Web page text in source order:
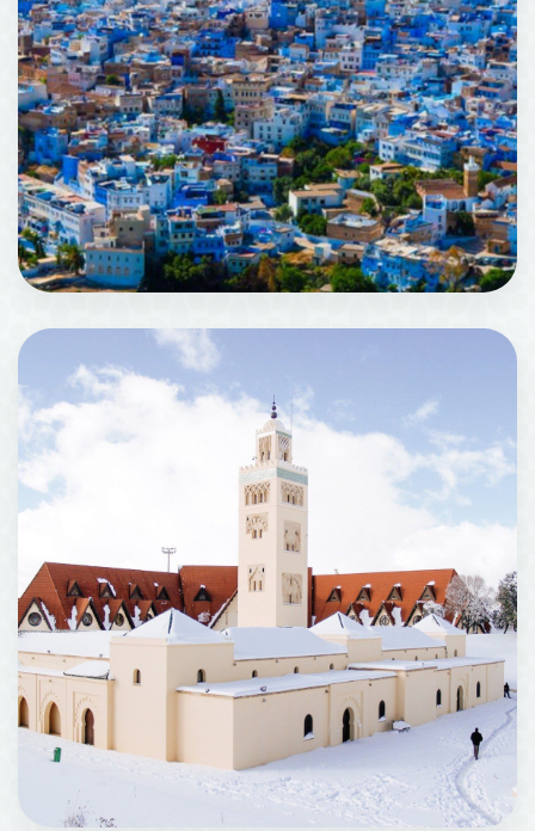
Chefchaouen
52 机构场所